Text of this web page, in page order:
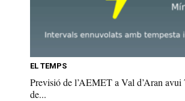
EL TEMPS
Previsió de l’AEMET a Val d’Aran avui
de...